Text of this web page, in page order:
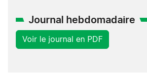
Journal hebdomadaire
Voir le journal en PDF